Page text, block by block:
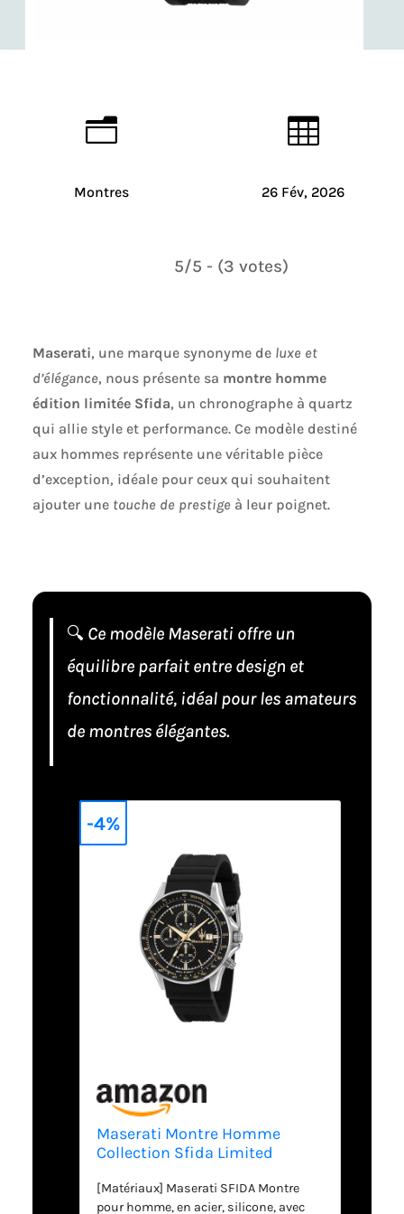
n
Montres

26 Fév, 2026
5/5 - (3 votes)
Maserati, une marque synonyme de luxe et
d’élégance, nous présente sa montre homme
édition limitée Sfida, un chronographe à quartz
qui allie style et performance. Ce modèle destiné
aux hommes représente une véritable pièce
d’exception, idéale pour ceux qui souhaitent
ajouter une touche de prestigeà leur poignet.
🔍 Ce modèle Maserati offre un
équilibre parfait entre design et
fonctionnalité, idéal pour les amateurs
de montres élégantes.
Maserati Montre Homme
Collection Sfida Limited
Quartz-R8871640005
[Matériaux] Maserati SFIDA Montre
pour homme, en acier, silicone, avec
-4%